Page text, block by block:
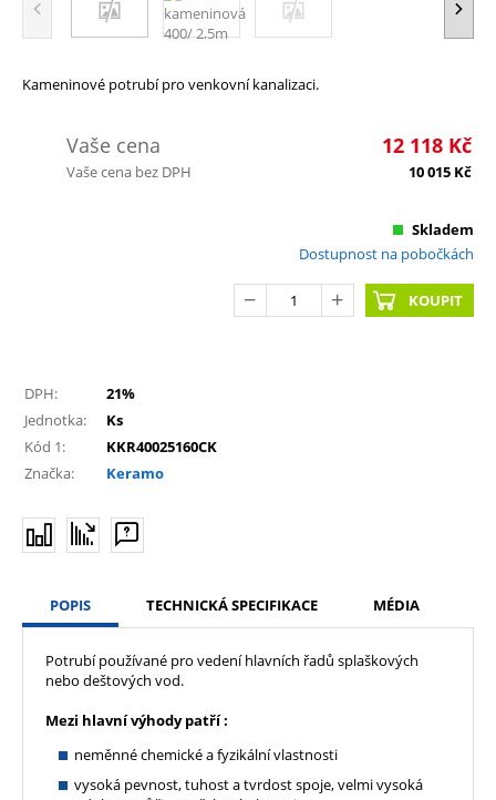
Kameninové potrubí pro venkovní kanalizaci.
Vaše cena 12 118 Kč
Vaše cena bez DPH 10 015 Kč
Skladem
Dostupnost na pobočkách
KOUPIT
DPH:
21%
Jednotka:
Ks
Kód 1:
KKR40025160CK
Značka:
Keramo
POPIS TECHNICKÁ SPECIFIKACE MÉDIA
Potrubí používané pro vedení hlavních řadů splaškových
nebo deštových vod.
Mezi hlavní výhody patří :
neměnné chemické a fyzikální vlastnosti
vysoká pevnost, tuhost a tvrdost spoje, velmi vysoká